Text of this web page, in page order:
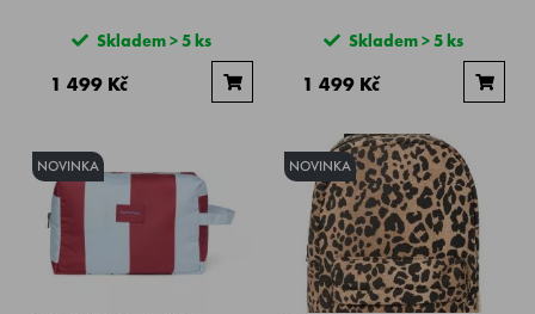
Skladem > 5 ks
1 499 Kč
Skladem > 5 ks
1 499 Kč
NOVINKA NOVINKA